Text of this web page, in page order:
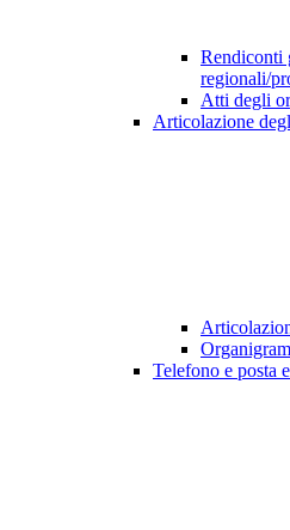
Rendiconti
regionali/
Atti degli
Articolazione
Telefono e posta